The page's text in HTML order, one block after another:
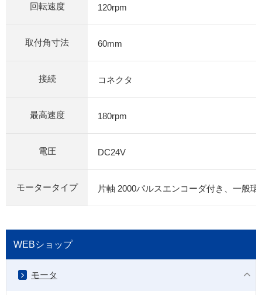
回転速度 120rpm
取付角寸法 60mm
接続 コネクタ
最高速度 180rpm
電圧 DC24V
モータータイプ 片軸 2000パルスエンコーダ付き、一般
WEBショップ
モータ